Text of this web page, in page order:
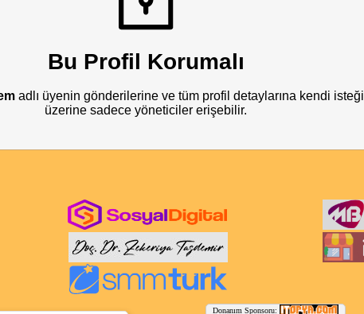
Bu Profil Korumalı
adlı üyenin gönderilerine ve tüm profil detaylarına kendi isteği
üzerine sadece yöneticiler erişebilir.
Donanım Sponsoru: